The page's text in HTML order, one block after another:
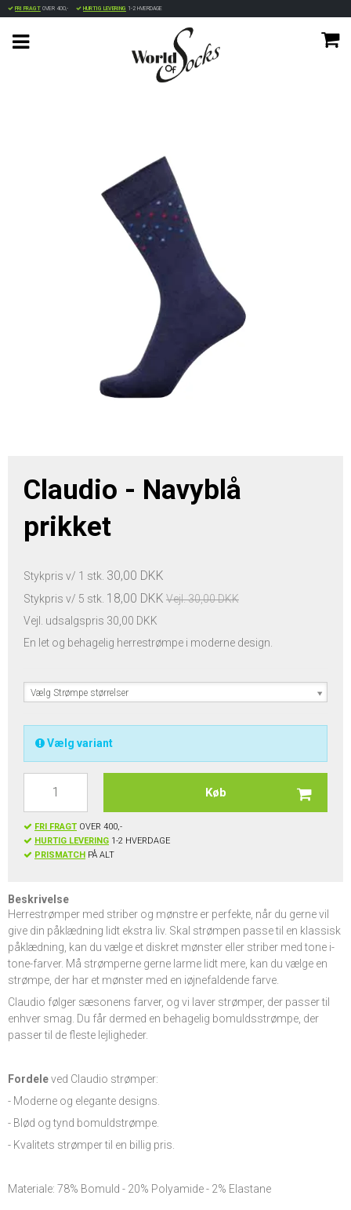
FRI FRAGT OVER 400,- HURTIG LEVERING 1-2 HVERDAGE
Claudio - Navyblå
prikket
Stykpris v/ 1 stk. 30,00 DKK
Stykpris v/ 5 stk. 18,00 DKK Vejl. 30,00 DKK
Vejl. udsalgspris 30,00 DKK
En let og behagelig herrestrømpe i moderne design.
Vælg Strømpe størrelser
Vælg variant
Køb
FRI FRAGT OVER 400,-
HURTIG LEVERING 1-2 HVERDAGE
PRISMATCH PÅ ALT
Beskrivelse
Herrestrømper med striber og mønstre er perfekte, når du gerne vil
give din påklædning lidt ekstra liv. Skal strømpen passe til en klassisk
påklædning, kan du vælge et diskret mønster eller striber med tone i-
tone-farver. Må strømperne gerne larme lidt mere, kan du vælge en
strømpe, der har et mønster med en iøjnefaldende farve.
Claudio følger sæsonens farver, og vi laver strømper, der passer til
enhver smag. Du får dermed en behagelig bomuldsstrømpe, der
passer til de fleste lejligheder.
Fordeleved Claudio strømper:
- Moderne og elegante designs.
- Blød og tynd bomuldstrømpe.
- Kvalitets strømper til en billig pris.
Materiale: 78% Bomuld - 20% Polyamide - 2% Elastane